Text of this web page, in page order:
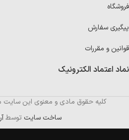
فروشگاه
پیگیری سفارش
قوانین و مقررات
نماد اعتماد الکترونیک
کلیه حقوق مادی و معنوی این سایت
ساخت سایت توسط